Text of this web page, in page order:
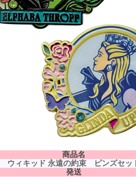
商品名
ウィキッド 永遠の約束 ピンズセッ
発送